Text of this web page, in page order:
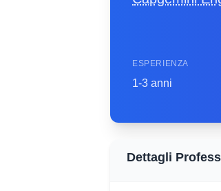
ESPERIENZA
1-3 anni
Dettagli